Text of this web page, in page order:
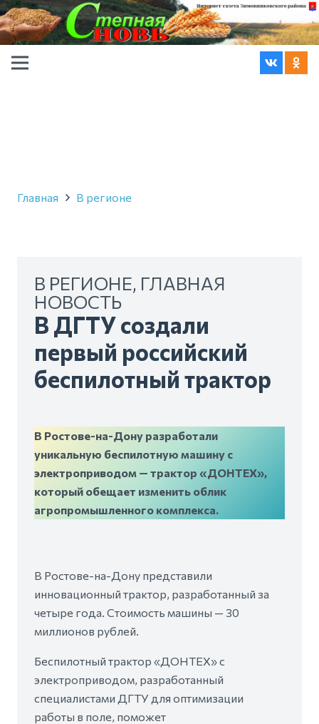
Главная В регионе
В РЕГИОНЕ, ГЛАВНАЯ
НОВОСТЬ
В ДГТУ создали
первый российский
беспилотный трактор
В Ростове-на-Дону разработали
уникальную беспилотную машину с
электроприводом — трактор «ДОНТЕХ»,
который обещает изменить облик
агропромышленного комплекса.
В Ростове-на-Дону представили
инновационный трактор, разработанный за
четыре года. Стоимость машины — 30
миллионов рублей.
Беспилотный трактор «ДОНТЕХ» с
электроприводом, разработанный
специалистами ДГТУ для оптимизации
работы в поле, поможет